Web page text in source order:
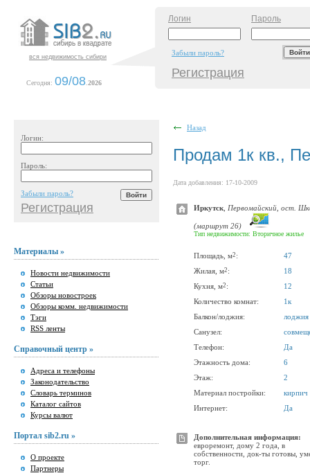
вся недвижимость сибири
Сегодня: 09/08 2026
Логин Пароль
Забыли пароль?
Регистрация
Логин:
Пароль:
Забыли пароль?
Регистрация
Материалы »
Новости недвижимости
Статьи
Обзоры новостроек
Обзоры комм. недвижимости
Тэги
RSS ленты
Справочный центр »
Адреса и телефоны
Законодательство
Словарь терминов
Каталог сайтов
Курсы валют
Портал sib2.ru »
О проекте
Партнеры
Назад
Продам 1к кв.,
Дата добавления: 17-10-2009
Иркутск Первомайский, ост.
(маршрут 26)
Тип недвижимости: Вторичное жилье
Площадь, м2 :
47
Жилая, м2 :
18
Кухня, м2 :
12
Количество комнат:
1к
Балкон/лоджия:
лоджия
Санузел:
Телефон:
Да
Этажность дома:
6
Этаж:
2
Материал постройки:
кирпич
Интернет:
Да
Дополнительная информация:
евроремонт, дому 2 года, в
собственности, док-ты готовы,
торг.